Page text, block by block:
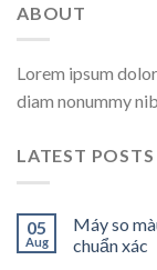
ABOUT
Lorem ipsum
diam nonummy
LATEST POSTS
05
Aug
Máy so
chuẩn xác